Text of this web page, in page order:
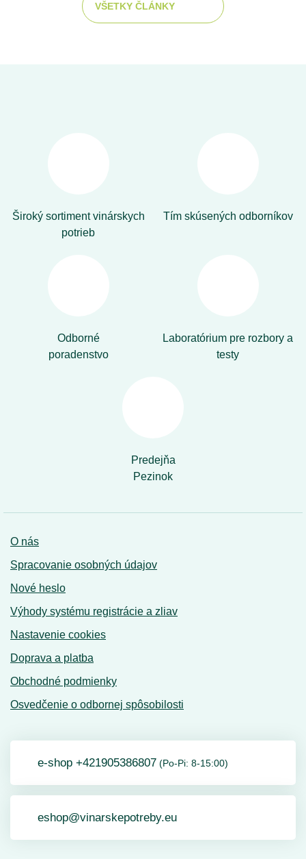
VŠETKY ČLÁNKY
Široký sortiment vinárskych
potrieb
Tím skúsených odborníkov
Odborné
poradenstvo
Laboratórium pre rozbory a
testy
Predejňa
Pezinok
O nás
Spracovanie osobných údajov
Nové heslo
Výhody systému registrácie a zliav
Nastavenie cookies
Doprava a platba
Obchodné podmienky
Osvedčenie o odbornej spôsobilosti
e-shop +421905386807 (Po-Pi: 8-15:00)
eshop@vinarskepotreby.eu